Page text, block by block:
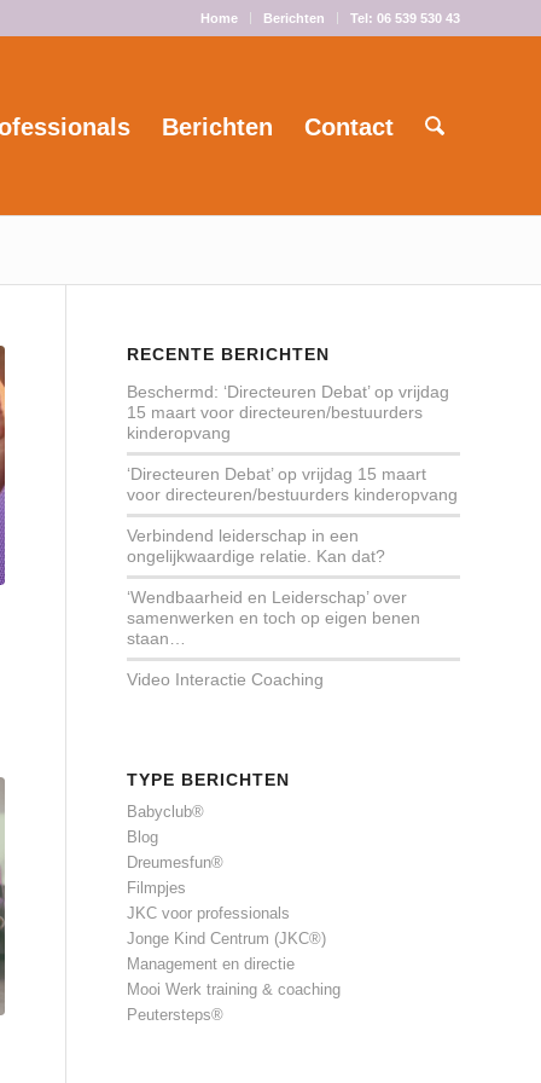
Home Berichten Tel: 06 539 530 43
Berichten Contact
RECENTE BERICHTEN
Beschermd: ‘Directeuren Debat’ op vrijdag
15 maart voor directeuren/bestuurders
kinderopvang
‘Directeuren Debat’ op vrijdag 15 maart
voor directeuren/bestuurders kinderopvang
Verbindend leiderschap in een
ongelijkwaardige relatie. Kan dat?
‘Wendbaarheid en Leiderschap’ over
samenwerken en toch op eigen benen
staan…
Video Interactie Coaching
TYPE BERICHTEN
Babyclub®
Blog
Dreumesfun®
Filmpjes
JKC voor professionals
Jonge Kind Centrum (JKC®)
Management en directie
Mooi Werk training & coaching
Peutersteps®